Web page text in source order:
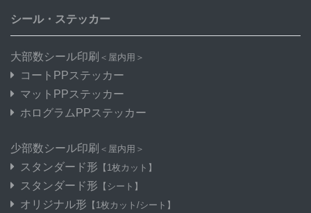
シール・ステッカー
大部数シール印刷 ＜屋内用＞
コートPPステッカー
マットPPステッカー
ホログラムPPステッカー
少部数シール印刷 ＜屋内用＞
スタンダード形 【1枚カット】
スタンダード形 【シート】
オリジナル形 【1枚カット/シート】